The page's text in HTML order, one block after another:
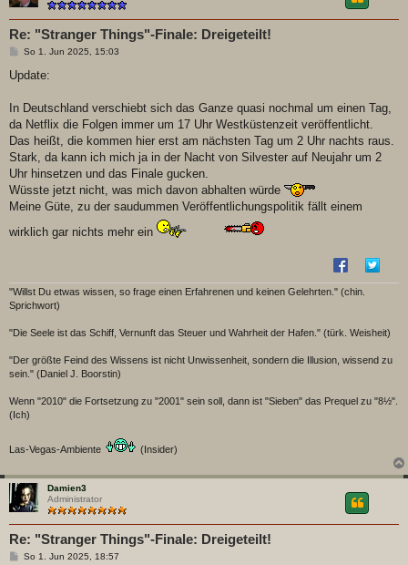
Re: "Stranger Things"-Finale: Dreigeteilt!
B
i
a
So 1. Jun 2025, 15:03
Update:
In Deutschland verschiebt sich das Ganze quasi nochmal um einen Tag,
da Netflix die Folgen immer um 17 Uhr Westküstenzeit veröffentlicht.
Das heißt, die kommen hier erst am nächsten Tag um 2 Uhr nachts raus.
Stark, da kann ich mich ja in der Nacht von Silvester auf Neujahr um 2
Uhr hinsetzen und das Finale gucken.
Wüsste jetzt nicht, was mich davon abhalten würde
Meine Güte, zu der saudummen Veröffentlichungspolitik fällt einem
wirklich gar nichts mehr ein
"Willst Du etwas wissen, so frage einen Erfahrenen und keinen Gelehrten." (chin.
Sprichwort)
"Die Seele ist das Schiff, Vernunft das Steuer und Wahrheit der Hafen." (türk. Weisheit)
"Der größte Feind des Wissens ist nicht Unwissenheit, sondern die Illusion, wissend zu
sein." (Daniel J. Boorstin)
Wenn "2010" die Fortsetzung zu "2001" sein soll, dann ist "Sieben" das Prequel zu "8½".
(Ich)
Las-Vegas-Ambiente (Insider)
Damien3
Administrator
Re: "Stranger Things"-Finale: Dreigeteilt!
BSo 1. Jun 2025, 18:57